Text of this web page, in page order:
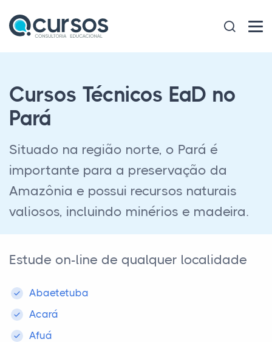
Cursos Técnicos EaD no
Pará
Situado na região norte, o Pará é
importante para a preservação da
Amazônia e possui recursos naturais
valiosos, incluindo minérios e madeira.
Estude on-line de qualquer localidade
Abaetetuba
Acará
Afuá